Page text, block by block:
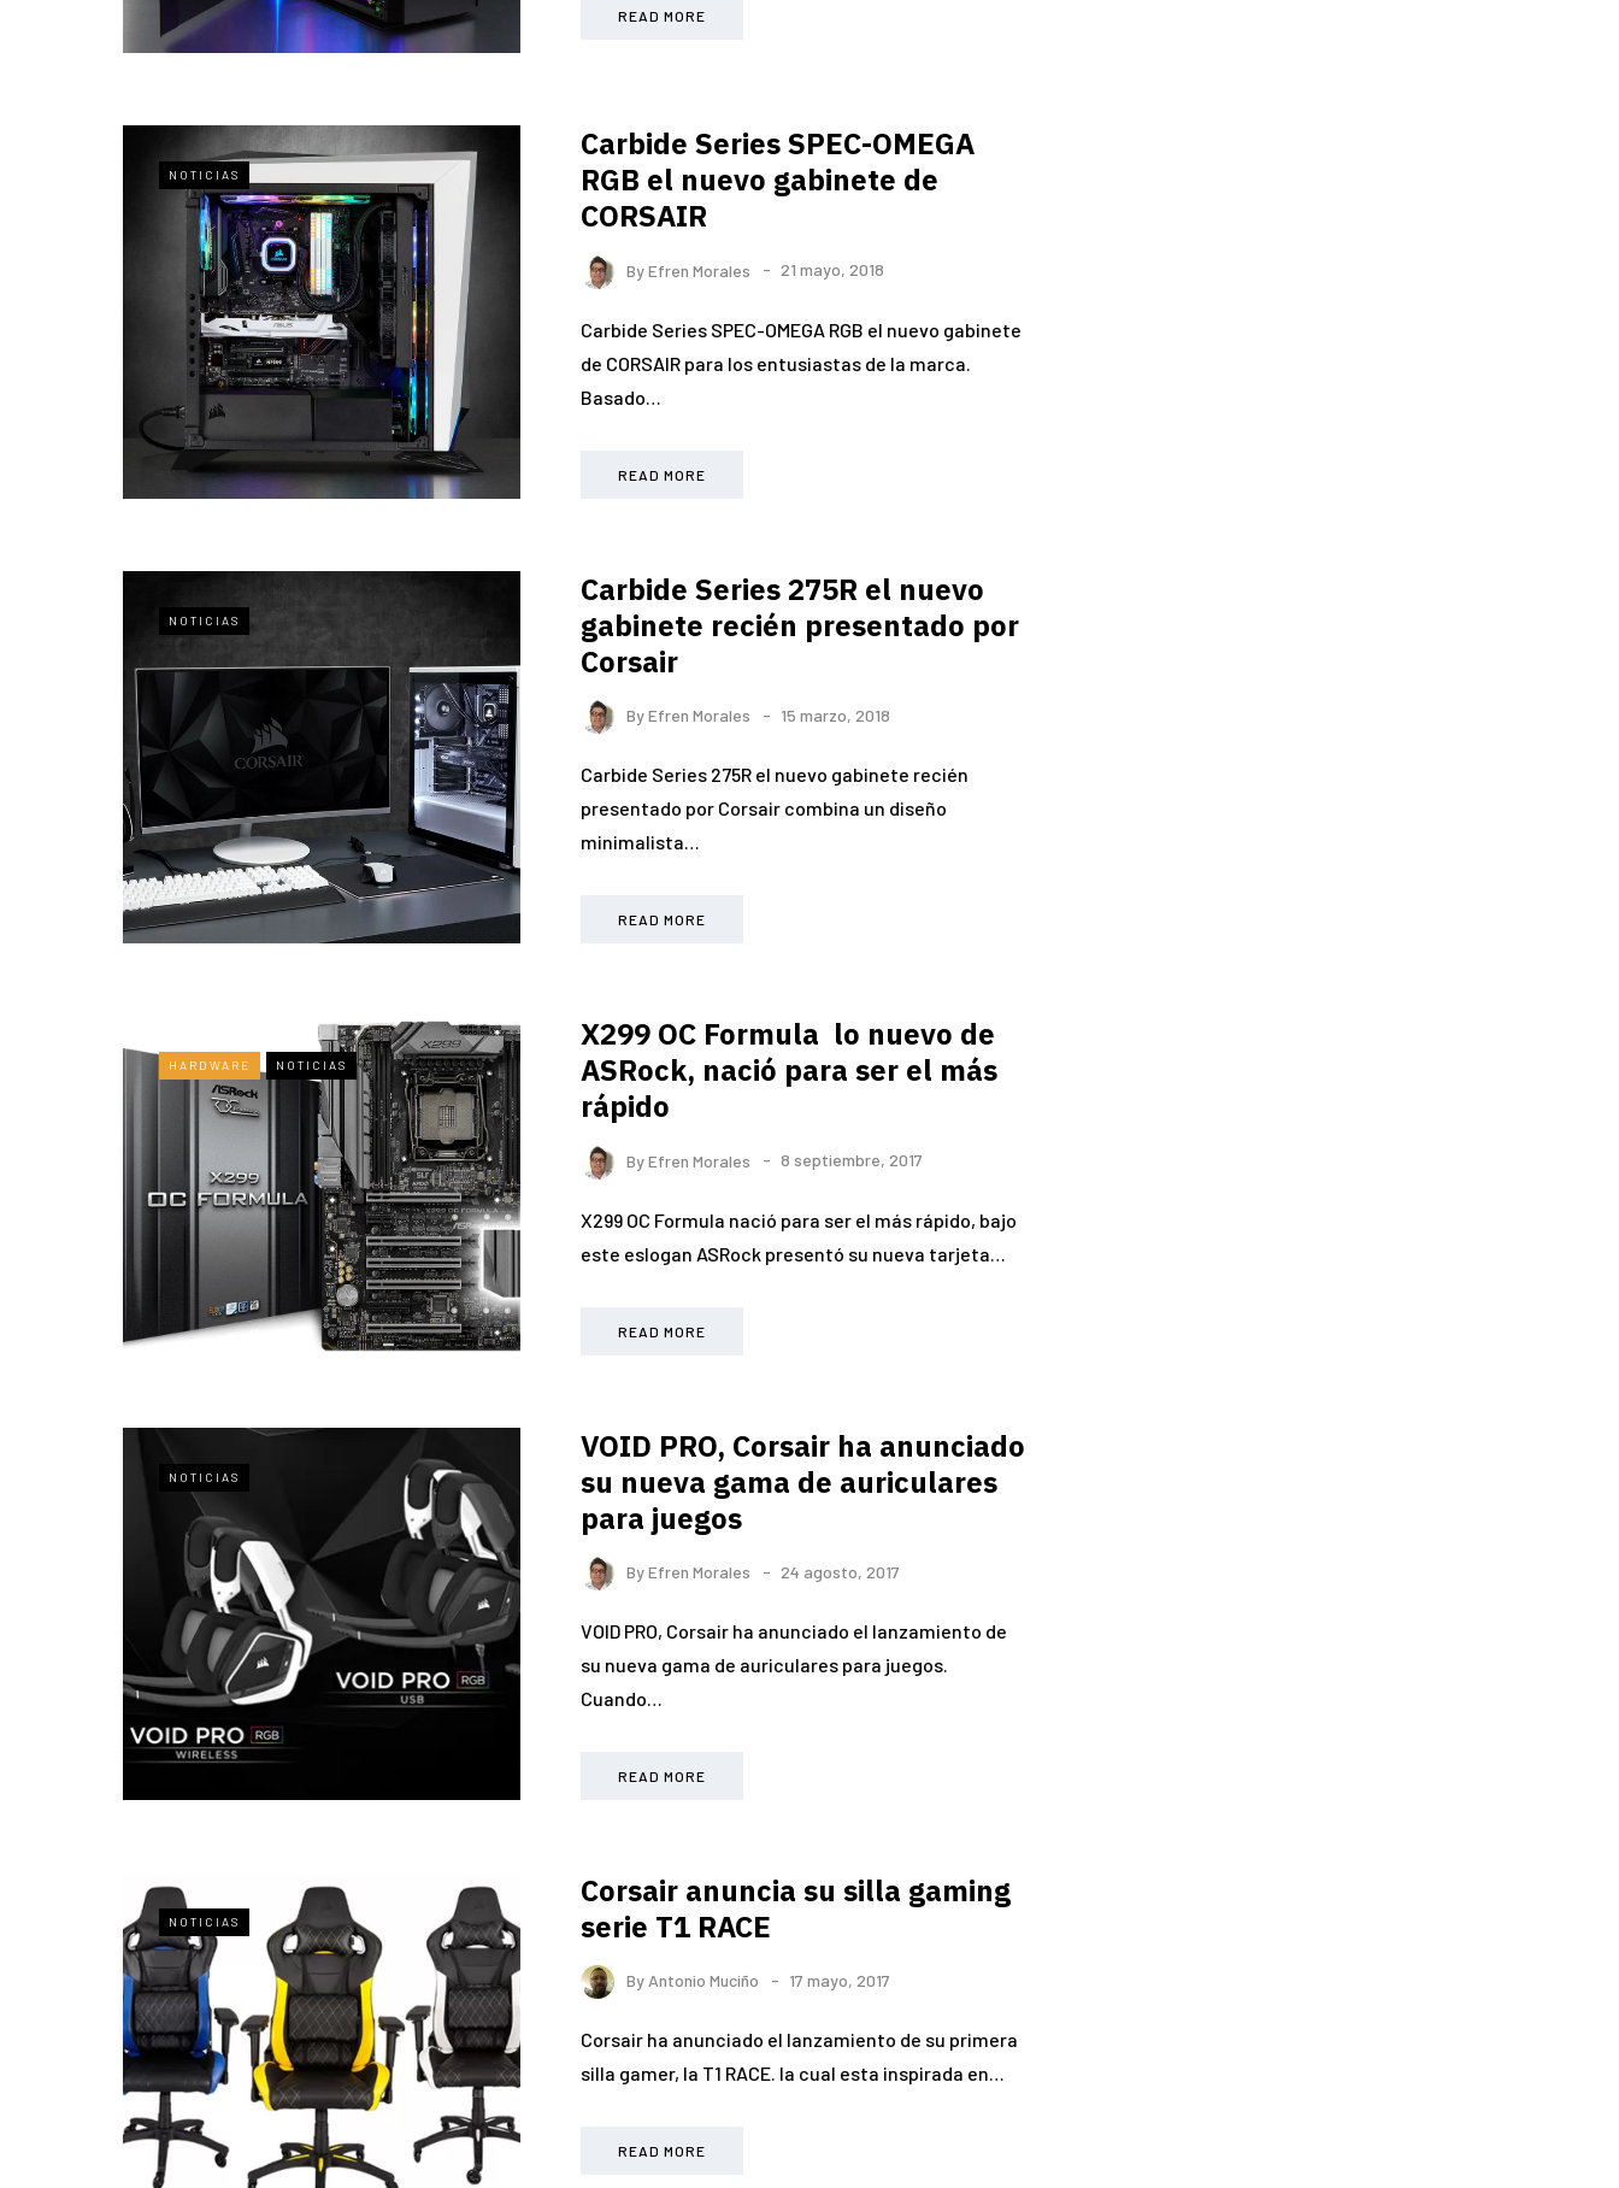
READ MORE
NOTICIAS
Carbide Series SPEC-OMEGA
RGB el nuevo gabinete de
CORSAIR
ByEfren Morales 21 mayo, 2018
Carbide Series SPEC-OMEGA RGB el nuevo gabinete
de CORSAIR para los entusiastas de la marca.
Basado…
READ MORE
NOTICIAS
Carbide Series 275R el nuevo
gabinete recién presentado por
Corsair
ByEfren Morales 15 marzo, 2018
Carbide Series 275R el nuevo gabinete recién
presentado por Corsair combina un diseño
minimalista…
READ MORE
HARDWARE NOTICIAS
X299 OC Formula lo nuevo de
ASRock, nació para ser el más
rápido
ByEfren Morales 8 septiembre, 2017
X299 OC Formula nació para ser el más rápido, bajo
este eslogan ASRock presentó su nueva tarjeta…
READ MORE
NOTICIAS
VOID PRO, Corsair ha anunciado
su nueva gama de auriculares
para juegos
ByEfren Morales 24 agosto, 2017
VOID PRO, Corsair ha anunciado el lanzamiento de
su nueva gama de auriculares para juegos.
Cuando…
READ MORE
NOTICIAS
Corsair anuncia su silla gaming
serie T1 RACE
By Antonio Muciño 17 mayo, 2017
Corsair ha anunciado el lanzamiento de su primera
silla gamer, la T1 RACE. la cual esta inspirada en…
READ MORE